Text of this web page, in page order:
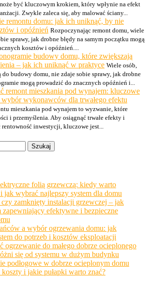
być kluczowym krokiem, który wpłynie na efekt
Zwykle zaleca się, aby malować ściany...
remontu domu: jak ich uniknąć, by nie
i opóźnień Rozpoczynając remont domu, wiele
sprawy, jak drobne błędy na samym początku mogą
kosztów i opóźnień....
budowy domu, które zwiększają
– jak ich uniknąć w praktyce Wiele osób,
budowy domu, nie zdaje sobie sprawy, jak drobne
mogą prowadzić do znacznych opóźnień i...
remont mieszkania pod wynajem: kluczowe
wybór wykonawców dla trwałego efektu
mieszkania pod wynajem to wyzwanie, które
i przemyślenia. Aby osiągnąć trwałe efekty i
rentowność inwestycji, kluczowe jest...
folią grzewczą: kiedy warto
jak wybrać najlepszy system dla domu
zamknięty instalacji grzewczej – jak
zapewniający efektywne i bezpieczne
a wybór ogrzewania domu: jak
do potrzeb i kosztów eksploatacji
ogrzewanie do małego dobrze ocieplonego
się od systemu w dużym budynku
podłogowe w dobrze ocieplonym domu
i jakie pułapki warto znać?